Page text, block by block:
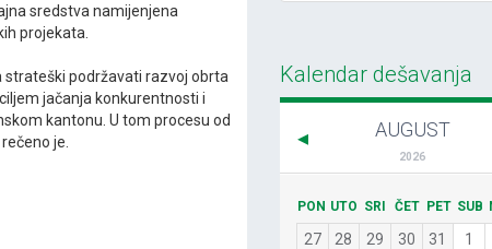
sredstva namijenjena
projekata.
strateški podržavati razvoj obrta
jačanja konkurentnosti i
kantonu. U tom procesu od
je.
Kalendar dešavanja
AUGUST
2026
PON UTO SRI ČET PET SUB
27 28 29 30 31 1